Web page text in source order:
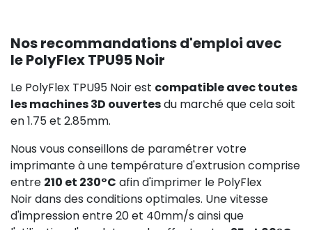
Nos recommandations d'emploi avec
le PolyFlex TPU95 Noir
Le PolyFlex TPU95 Noir est compatible avec toutes
les machines 3D ouvertesdu marché que cela soit
en 1.75 et 2.85mm.
Nous vous conseillons de paramétrer votre
imprimante à une température d'extrusion comprise
entre 210 et 230°C afin d'imprimer le PolyFlex
Noir dans des conditions optimales. Une vitesse
d'impression entre 20 et 40mm/s ainsi que